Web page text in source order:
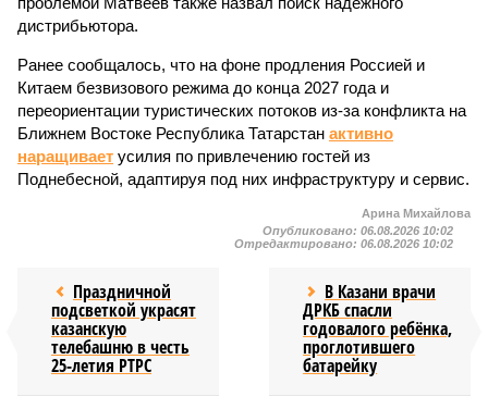
дистрибьютора.
Ранее сообщалось, что на фоне продления Россией и
Китаем безвизового режима до конца 2027 года и
переориентации туристических потоков из-за конфликта на
Ближнем Востоке Республика Татарстан активно
наращивает усилия по привлечению гостей из
Поднебесной, адаптируя под них инфраструктуру и сервис.
Арина Михайлова
Опубликовано: 06.08.2026 10:02
Отредактировано: 06.08.2026 10:02
Праздничной
подсветкой украсят
казанскую
телебашню в честь
25-летия РТРС
В Казани врачи
ДРКБ спасли
годовалого ребёнка,
проглотившего
батарейку